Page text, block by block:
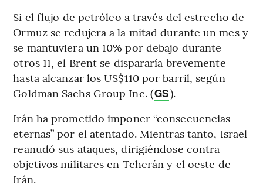
Si el flujo de petróleo a través del estrecho de
Ormuz se redujera a la mitad durante un mes y
se mantuviera un 10% por debajo durante
otros 11, el Brent se dispararía brevemente
hasta alcanzar los US$110 por barril, según
Goldman Sachs Group Inc. (GS).
Irán ha prometido imponer “consecuencias
eternas” por el atentado. Mientras tanto, Israel
reanudó sus ataques, dirigiéndose contra
objetivos militares en Teherán y el oeste de
Irán.